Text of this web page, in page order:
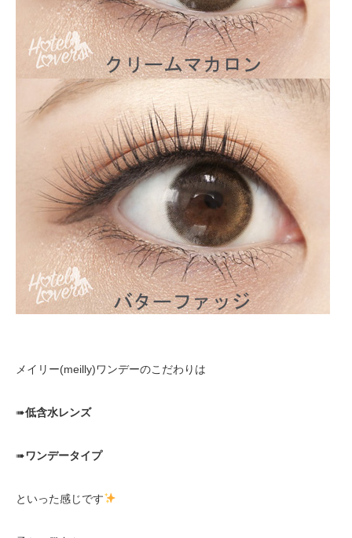
メイリー(meilly)ワンデーのこだわりは
➠低含水レンズ
➠ワンデータイプ
といった感じです